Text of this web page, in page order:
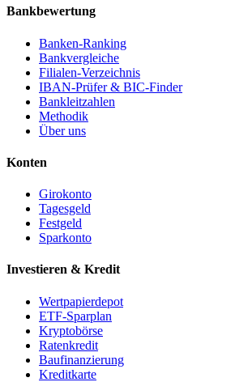
Bankbewertung
Banken-Ranking
Bankvergleiche
Filialen-Verzeichnis
IBAN-Prüfer & BIC-Finder
Bankleitzahlen
Methodik
Über uns
Konten
Girokonto
Tagesgeld
Festgeld
Sparkonto
Investieren & Kredit
Wertpapierdepot
ETF-Sparplan
Kryptobörse
Ratenkredit
Baufinanzierung
Kreditkarte